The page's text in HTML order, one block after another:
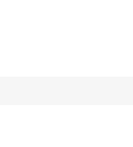
Ad­min­is­tra­tion